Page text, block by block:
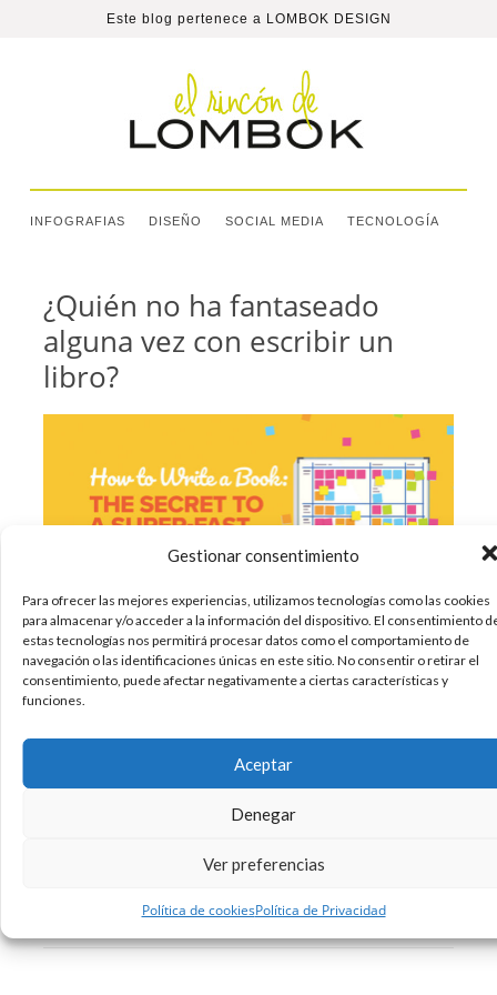
Gestionar consentimiento
Para ofrecer las mejores experiencias, utilizamos tecnologías como las cookies
para almacenar y/o acceder a la información del dispositivo. El consentimiento
estas tecnologías nos permitirá procesar datos como el comportamiento de
navegación o las identificaciones únicas en este sitio. No consentir o retirar el
consentimiento, puede afectar negativamente a ciertas características y
funciones.
Aceptar
Denegar
Ver preferencias
Política de cookiesPolítica de Privacidad
Este blog pertenece a LOMBOK DESIGN
INFOGRAFIAS DISEÑO SOCIAL MEDIA TECNOLOGÍA
¿Quién no ha fantaseado
alguna vez con escribir un
libro?
En el blog de hoy vamos a hablar del secreto de
Pat Flynn. Este reconocido blogger,
emprendedor y creador de The Smart Passive
Income nos va a contar su método de escribir un
libro sin necesidad de pasar por el “bloqueo de
escritor”. En palabras
Diseño Sin comentarios
Leer más